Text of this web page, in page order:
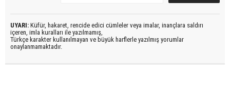
UYARI: Küfür, hakaret, rencide edici cümleler veya imalar, inançlara saldırı
içeren, imla kuralları ile yazılmamış,
Türkçe karakter kullanılmayan ve büyük harflerle yazılmış yorumlar
onaylanmamaktadır.